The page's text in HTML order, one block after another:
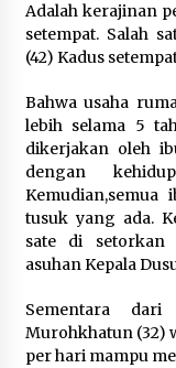
Adalah kerajinan
setempat. Salah
(42) Kadus
Bahwa usaha
lebih selama 5
dikerjakan oleh
dengan
tusuk yang ada.
sate di setorkan
asuhan Kepala
Sementara
Murohkhatun (32)
per hari mampu